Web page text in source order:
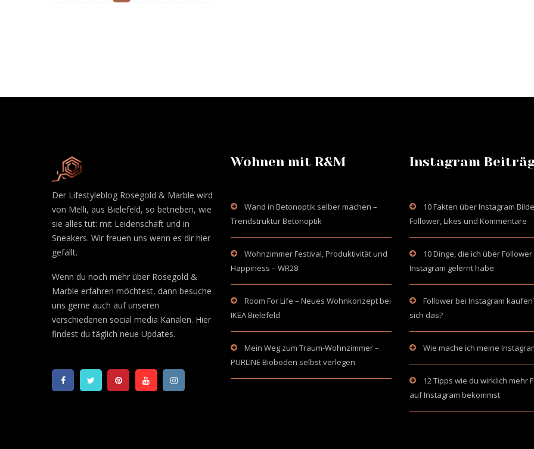
Der Lifestyleblog Rosegold & Marble wird
von Melli, aus Bielefeld, so betrieben, wie
sie alles tut: mit Leidenschaft und in
Sneakers. Wir freuen uns wenn es dir hier
gefällt.
Wenn du noch mehr über Rosegold &
Marble erfahren möchtest, dann besuche
uns gerne auch auf unseren
verschiedenen social media Kanälen. Hier
findest du täglich neue Updates.
Wohnen mit R&M
Wand in Betonoptik selber machen –
Trendstruktur Betonoptik
Wohnzimmer Festival, Produktivität und
Happiness – WR28
Room For Life – Neues Wohnkonzept bei
IKEA Bielefeld
Mein Weg zum Traum-Wohnzimmer –
PURLINE Bioboden selbst verlegen
Instagram
10 Fakten über Instagram
Follower, Likes und Kommentare
10 Dinge, die ich über Follower
Instagram gelernt habe
Follower bei Instagram
sich das?
Wie mache ich meine
12 Tipps wie du wirklich mehr
auf Instagram bekommst